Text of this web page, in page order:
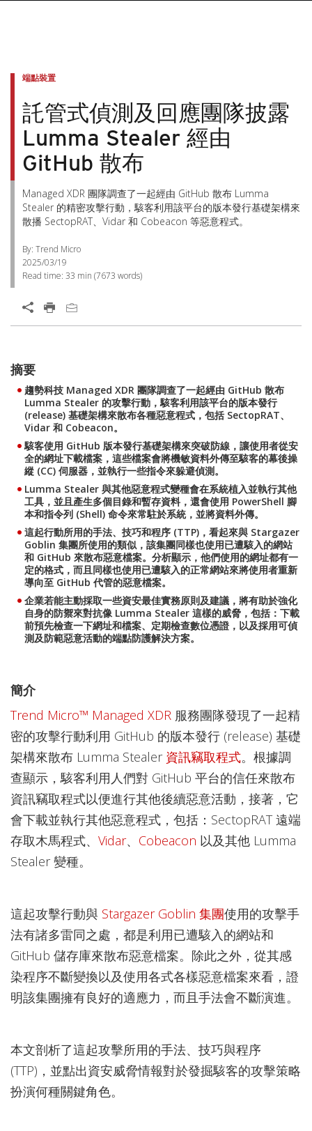
端點裝置
託管式偵測及回應團隊披露
Lumma Stealer 經由
GitHub 散布
Managed XDR 團隊調查了一起經由 GitHub 散布 Lumma
Stealer 的精密攻擊行動，駭客利用該平台的版本發行基礎架構來
散播 SectopRAT、Vidar 和 Cobeacon 等惡意程式。
By: Trend Micro
2025/03/19
Read time: 33 min (7673 words)
摘要
趨勢科技 Managed XDR 團隊調查了一起經由 GitHub 散布
Lumma Stealer 的攻擊行動，駭客利用該平台的版本發行
(release) 基礎架構來散布各種惡意程式，包括 SectopRAT、
Vidar 和 Cobeacon。
駭客使用 GitHub 版本發行基礎架構來突破防線，讓使用者從安
全的網址下載檔案，這些檔案會將機敏資料外傳至駭客的幕後操
縱 (CC) 伺服器，並執行一些指令來躲避偵測。
Lumma Stealer 與其他惡意程式變種會在系統植入並執行其他
工具，並且產生多個目錄和暫存資料，還會使用 PowerShell 腳
本和指令列 (Shell) 命令來常駐於系統，並將資料外傳。
這起行動所用的手法、技巧和程序 (TTP)，看起來與 Stargazer
Goblin 集團所使用的類似，該集團同樣也使用已遭駭入的網站
和 GitHub 來散布惡意檔案。分析顯示，他們使用的網址都有一
定的格式，而且同樣也使用已遭駭入的正常網站來將使用者重新
導向至 GitHub 代管的惡意檔案。
企業若能主動採取一些資安最佳實務原則及建議，將有助於強化
自身的防禦來對抗像 Lumma Stealer 這樣的威脅，包括：下載
前預先檢查一下網址和檔案、定期檢查數位憑證，以及採用可偵
測及防範惡意活動的端點防護解決方案。
簡介
Trend Micro™ Managed XDR 服務團隊發現了一起精
密的攻擊行動利用 GitHub 的版本發行 (release) 基礎
架構來散布 Lumma Stealer 資訊竊取程式。根據調
查顯示，駭客利用人們對 GitHub 平台的信任來散布
資訊竊取程式以便進行其他後續惡意活動，接著，它
會下載並執行其他惡意程式，包括：SectopRAT 遠端
存取木馬程式、 Vidar、 Cobeacon 以及其他 Lumma
Stealer 變種。
這起攻擊行動與 Stargazer Goblin 集團使用的攻擊手
法有諸多雷同之處，都是利用已遭駭入的網站和
GitHub 儲存庫來散布惡意檔案。除此之外，從其感
染程序不斷變換以及使用各式各樣惡意檔案來看，證
明該集團擁有良好的適應力，而且手法會不斷演進。
本文剖析了這起攻擊所用的手法、技巧與程序
(TTP)，並點出資安威脅情報對於發掘駭客的攻擊策略
扮演何種關鍵角色。